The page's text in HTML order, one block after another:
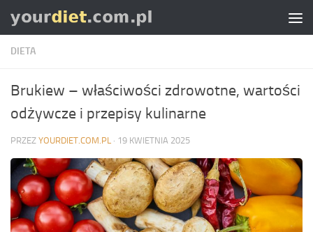
Skip to content
DIETA
Brukiew – właściwości zdrowotne, wartości
odżywcze i przepisy kulinarne
PRZEZ YOURDIET.COM.PL · 19 KWIETNIA 2025